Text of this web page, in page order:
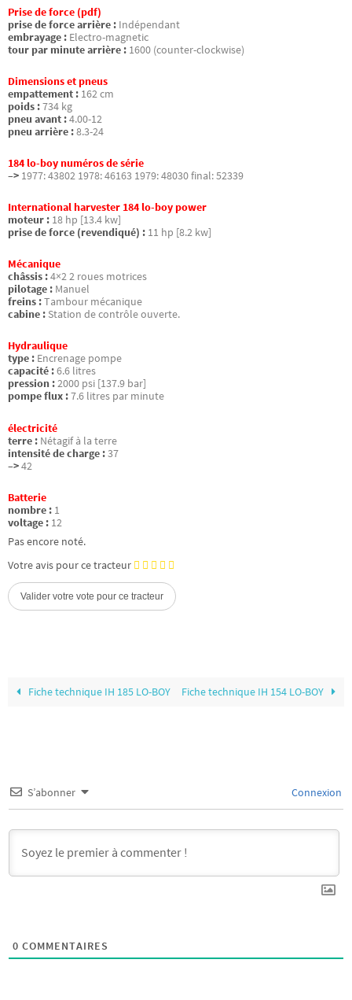
Prise de force (pdf)
prise de force arrière : Indépendant
embrayage : Electro-magnetic
tour par minute arrière : 1600 (counter-clockwise)
Dimensions et pneus
empattement : 162 cm
poids :734 kg
pneu avant :4.00-12
pneu arrière :8.3-24
184 lo-boy numéros de série
–> 1977: 43802 1978: 46163 1979: 48030 final: 52339
International harvester 184 lo-boy power
moteur : 18 hp [13.4 kw]
prise de force (revendiqué) : 11 hp [8.2 kw]
Mécanique
châssis :4×2 2 roues motrices
pilotage : Manuel
freins :Tambour mécanique
cabine : Station de contrôle ouverte.
Hydraulique
type : Encrenage pompe
capacité :6.6 litres
pression :2000 psi [137.9 bar]
pompe flux :7.6 litres par minute
électricité
terre : Nétagif à la terre
intensité de charge :37
–>42
Batterie
nombre : 1
voltage : 12
Pas encore noté.
Votre avis pour ce tracteur
Fiche technique IH 185 LO-BOY Fiche technique IH 154 LO-BOY
S’abonner Connexion
0 COMMENTAIRES